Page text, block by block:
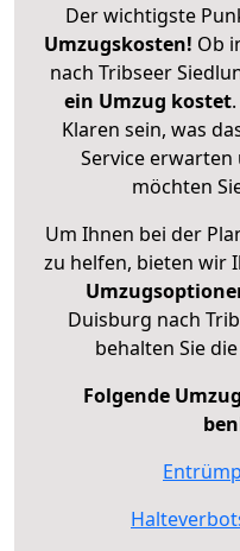
Der wichtigste
Umzugskosten! Ob
nach Tribseer
ein Umzug kostet.
Klaren sein, was
Service erwarten
möchten
Um Ihnen bei der
zu helfen, bieten wir
Duisburg nach
behalten Sie
Folgende